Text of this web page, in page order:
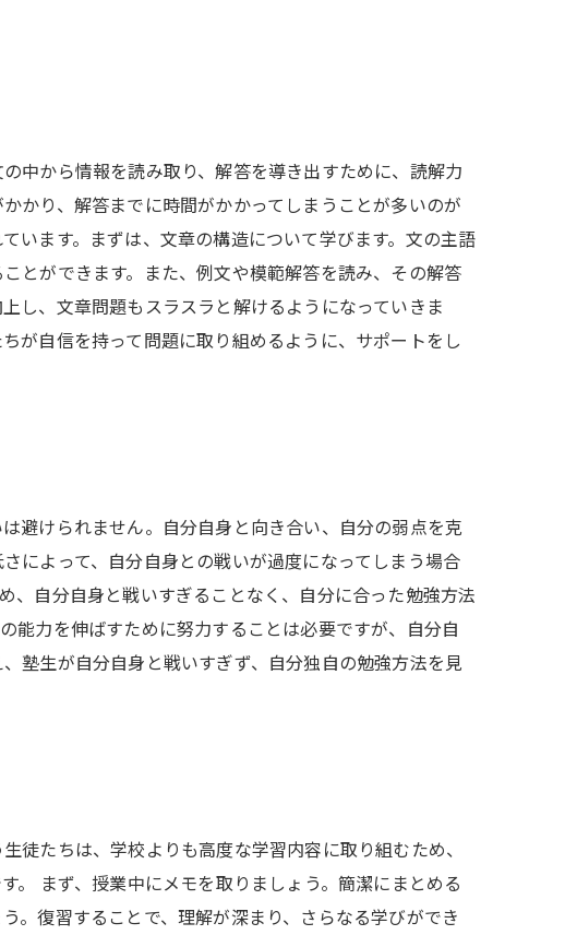
中から情報を読み取り、解答を導き出すために、読解力
かり、解答までに時間がかかってしまうことが多いのが
います。まずは、文章の構造について学びます。文の主語
とができます。また、例文や模範解答を読み、その解答
し、文章問題もスラスラと解けるようになっていきま
が自信を持って問題に取り組めるように、サポートをし
避けられません。自分自身と向き合い、自分の弱点を克
によって、自分自身との戦いが過度になってしまう場合
、自分自身と戦いすぎることなく、自分に合った勉強方法
能力を伸ばすために努力することは必要ですが、自分自
塾生が自分自身と戦いすぎず、自分独自の勉強方法を見
徒たちは、学校よりも高度な学習内容に取り組むため、
。 まず、授業中にメモを取りましょう。簡潔にまとめる
。復習することで、理解が深まり、さらなる学びができ